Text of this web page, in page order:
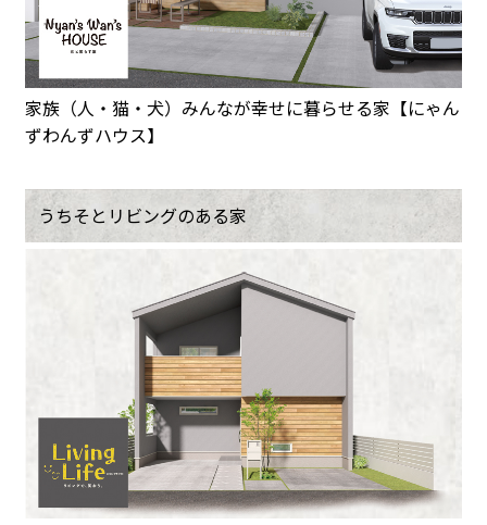
家族（人・猫・犬）みんなが幸せに暮らせる家【にゃん
ずわんずハウス】
うちそとリビングのある家